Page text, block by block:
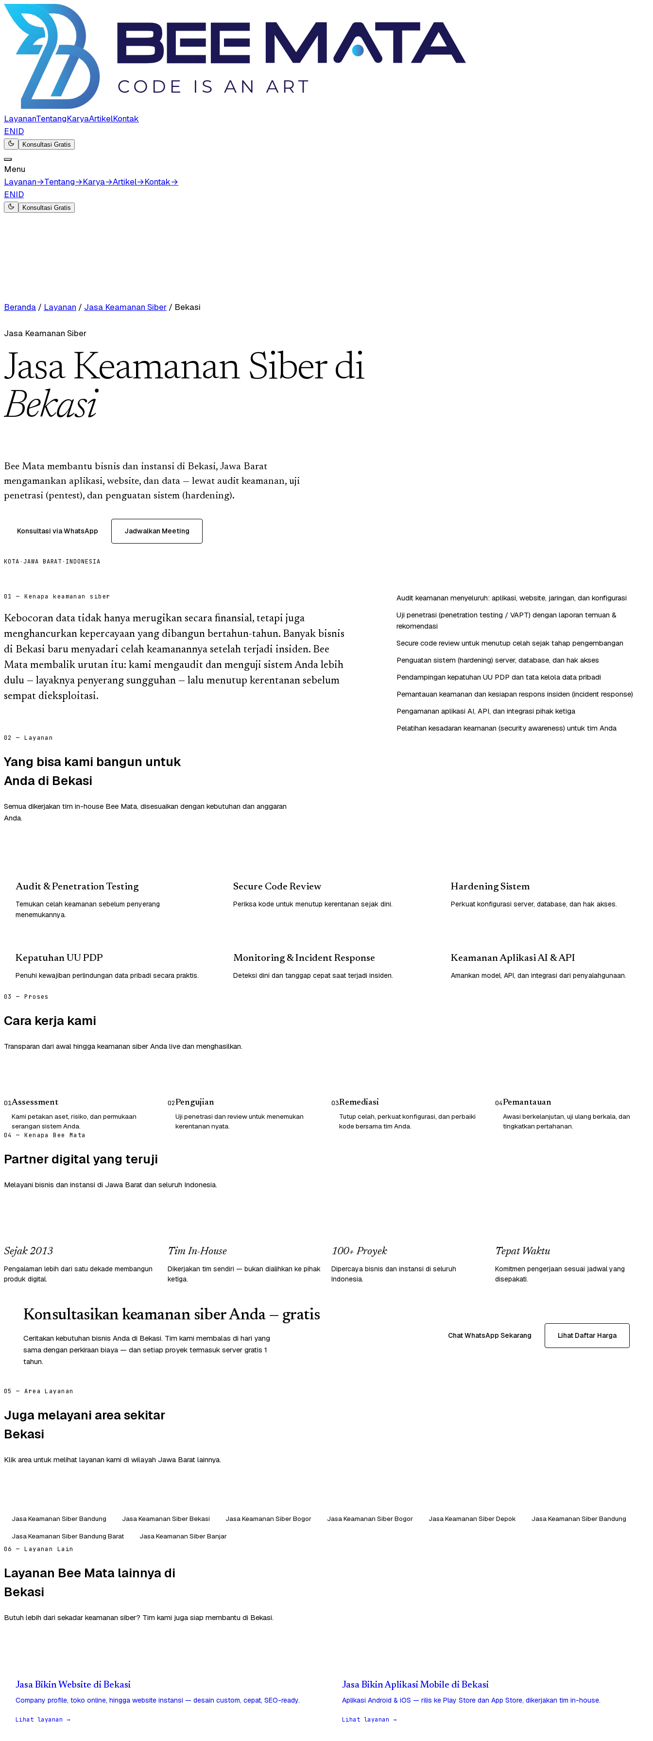
LayananTentangKaryaArtikelKontak
ENID
Konsultasi Gratis
Menu
Layanan→Tentang→Karya→Artikel→Kontak→
ENID
Konsultasi Gratis
Beranda / Layanan / Jasa Keamanan Siber / Bekasi
Jasa Keamanan Siber
Jasa Keamanan Siber di
Bekasi
Bee Mata membantu bisnis dan instansi di Bekasi, Jawa Barat
mengamankan aplikasi, website, dan data — lewat audit keamanan, uji
penetrasi (pentest), dan penguatan sistem (hardening).
Konsultasi via WhatsApp Jadwalkan Meeting
KOTA · JAWA BARAT · INDONESIA
01 — Kenapa keamanan siber
Kebocoran data tidak hanya merugikan secara finansial, tetapi juga
menghancurkan kepercayaan yang dibangun bertahun-tahun. Banyak bisnis
di Bekasi baru menyadari celah keamanannya setelah terjadi insiden. Bee
Mata membalik urutan itu: kami mengaudit dan menguji sistem Anda lebih
dulu — layaknya penyerang sungguhan — lalu menutup kerentanan sebelum
sempat dieksploitasi.
Audit keamanan menyeluruh: aplikasi, website, jaringan, dan konfigurasi
Uji penetrasi (penetration testing / VAPT) dengan laporan temuan &
rekomendasi
Secure code review untuk menutup celah sejak tahap pengembangan
Penguatan sistem (hardening) server, database, dan hak akses
Pendampingan kepatuhan UU PDP dan tata kelola data pribadi
Pemantauan keamanan dan kesiapan respons insiden (incident response)
Pengamanan aplikasi AI, API, dan integrasi pihak ketiga
Pelatihan kesadaran keamanan (security awareness) untuk tim Anda
02 — Layanan
Yang bisa kami bangun untuk
Anda di Bekasi
Semua dikerjakan tim in-house Bee Mata, disesuaikan dengan kebutuhan dan anggaran
Anda.
Audit & Penetration Testing
Temukan celah keamanan sebelum penyerang
menemukannya.
Secure Code Review
Periksa kode untuk menutup kerentanan sejak dini.
Hardening Sistem
Perkuat konfigurasi server, database, dan hak akses.
Kepatuhan UU PDP
Penuhi kewajiban perlindungan data pribadi secara praktis.
Monitoring & Incident Response
Deteksi dini dan tanggap cepat saat terjadi insiden.
Keamanan Aplikasi AI & API
Amankan model, API, dan integrasi dari penyalahgunaan.
03 — Proses
Cara kerja kami
Transparan dari awal hingga keamanan siber Anda live dan menghasilkan.
01Assessment
Kami petakan aset, risiko, dan permukaan
serangan sistem Anda.
02Pengujian
Uji penetrasi dan review untuk menemukan
kerentanan nyata.
03Remediasi
Tutup celah, perkuat konfigurasi, dan perbaiki
kode bersama tim Anda.
04Pemantauan
Awasi berkelanjutan, uji ulang berkala, dan
tingkatkan pertahanan.
04 — Kenapa Bee Mata
Partner digital yang teruji
Melayani bisnis dan instansi di Jawa Barat dan seluruh Indonesia.
Sejak 2013
Pengalaman lebih dari satu dekade membangun
produk digital.
Tim In-House
Dikerjakan tim sendiri — bukan dialihkan ke pihak
ketiga.
100+ Proyek
Dipercaya bisnis dan instansi di seluruh
Indonesia.
Tepat Waktu
Komitmen pengerjaan sesuai jadwal yang
disepakati.
Konsultasikan keamanan siber Anda — gratis
Ceritakan kebutuhan bisnis Anda di Bekasi. Tim kami membalas di hari yang
sama dengan perkiraan biaya — dan setiap proyek termasuk server gratis 1
tahun.
Chat WhatsApp Sekarang Lihat Daftar Harga
05 — Area Layanan
Juga melayani area sekitar
Bekasi
Klik area untuk melihat layanan kami di wilayah Jawa Barat lainnya.
Jasa Keamanan Siber Bandung Jasa Keamanan Siber Bekasi Jasa Keamanan Siber Bogor Jasa Keamanan Siber Bogor Jasa Keamanan Siber Depok
Jasa Keamanan Siber Bandung
Jasa Keamanan Siber Bandung Barat
Jasa Keamanan Siber Banjar
06 — Layanan Lain
Layanan Bee Mata lainnya di
Bekasi
Butuh lebih dari sekadar keamanan siber? Tim kami juga siap membantu di Bekasi.
Jasa Bikin Website di Bekasi
Company profile, toko online, hingga website instansi — desain custom, cepat, SEO-ready.
Lihat layanan →
Jasa Bikin Aplikasi Mobile di Bekasi
Aplikasi Android & iOS — rilis ke Play Store dan App Store, dikerjakan tim in-house.
Lihat layanan →